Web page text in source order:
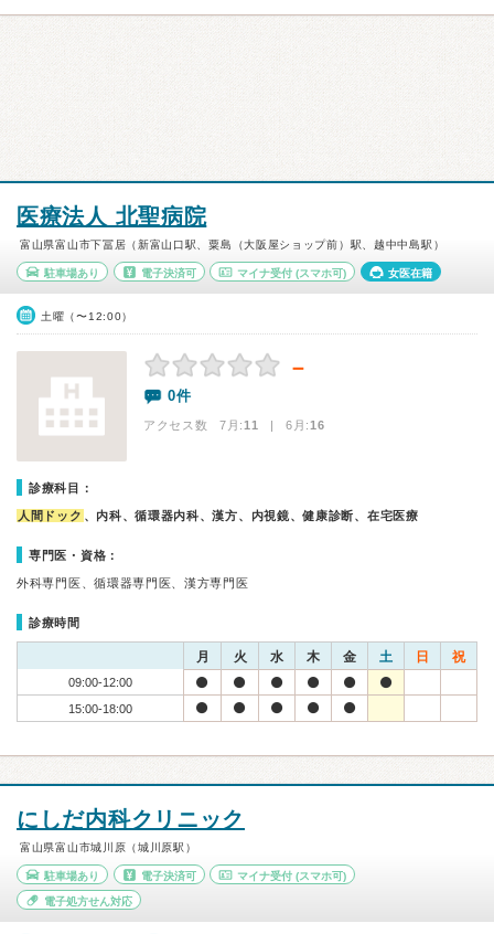
医療法人 北聖病院
富山県富山市下冨居（新富山口駅、粟島（大阪屋ショップ前）駅、越中中島駅）
駐車場あり 電子決済可 マイナ受付 (スマホ可) 女医在籍
土曜（〜12:00）
－
0件
アクセス数 7月:11 | 6月:16
診療科目：
人間ドック 、内科、循環器内科、漢方、内視鏡、健康診断、在宅医療
専門医・資格：
外科専門医、循環器専門医、漢方専門医
診療時間
月 火 水 木 金 土 日 祝
09:00-12:00
15:00-18:00
にしだ内科クリニック
富山県富山市城川原（城川原駅）
駐車場あり 電子決済可 マイナ受付 (スマホ可)
電子処方せん対応